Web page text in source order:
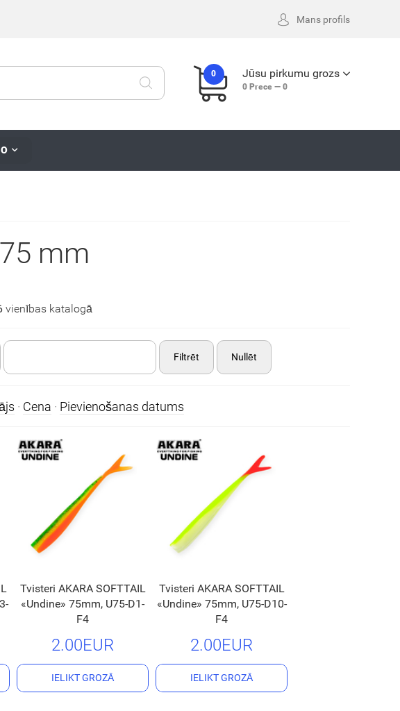
Mans profils
0 Jūsu pirkumu grozs
0 Prece — 0
75 mm
vienības katalogā
Filtrēt Nullēt
· Cena · Pievienošanas datums
Tvisteri AKARA SOFTTAIL
«Undine» 75mm, U75-D1-
F4
2.00EUR
IELIKT GROZĀ
Tvisteri AKARA SOFTTAIL
«Undine» 75mm, U75-D10-
F4
2.00EUR
IELIKT GROZĀ